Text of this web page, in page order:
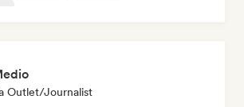
Outlet/Journalist